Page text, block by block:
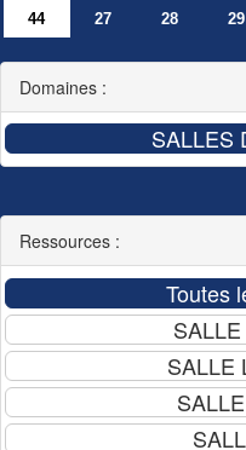
44
27 28 29
Domaines :
Ressources :